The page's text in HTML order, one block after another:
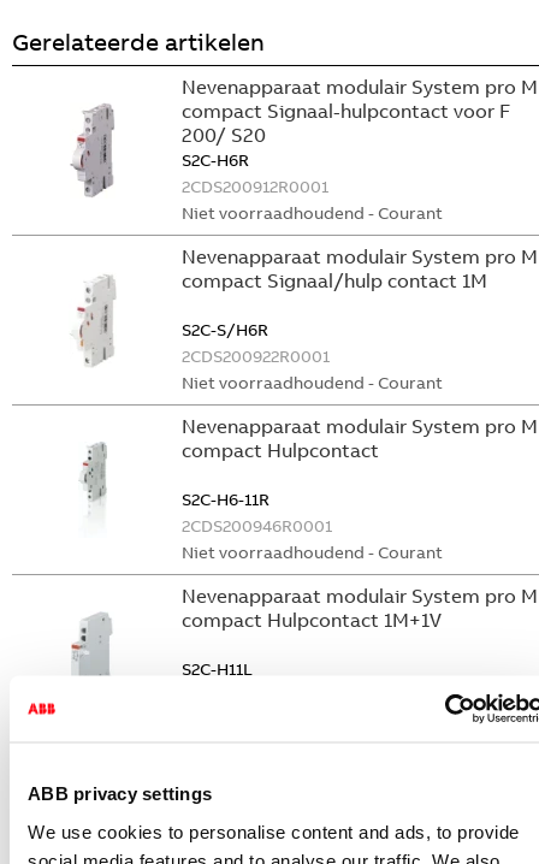
ABB privacy settings
We use cookies to personalise content and ads, to provide
social media features and to analyse our traffic. We also
Gerelateerde artikelen
Nevenapparaat modulair System pro M
compact Signaal-hulpcontact voor F
200/ S20
S2C-H6R
2CDS200912R0001
Niet voorraadhoudend - Courant
Nevenapparaat modulair System pro M
compact Signaal/hulp contact 1M
S2C-S/H6R
2CDS200922R0001
Niet voorraadhoudend - Courant
Nevenapparaat modulair System pro M
compact Hulpcontact
S2C-H6-11R
2CDS200946R0001
Niet voorraadhoudend - Courant
Nevenapparaat modulair System pro M
compact Hulpcontact 1M+1V
S2C-H11L
compact Hulpcontact aan de
S2C-H6-20R